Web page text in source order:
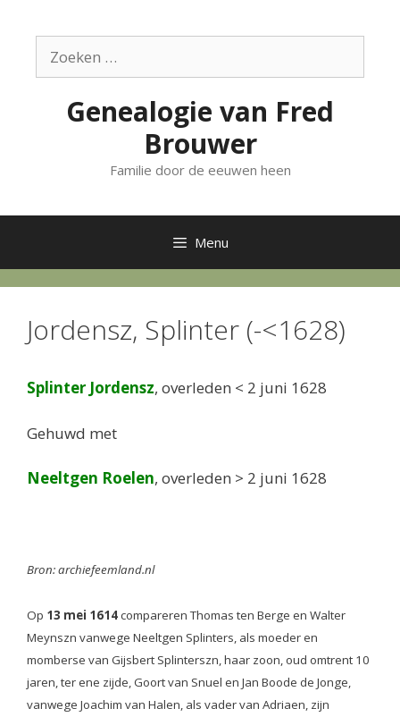
inhoudnaar:
Genealogie van Fred
Brouwer
Familie door de eeuwen heen
Menu
Jordensz, Splinter (-<1628)
Splinter Jordensz, overleden < 2 juni 1628
Gehuwd met
Neeltgen Roelen, overleden > 2 juni 1628
Bron: archiefeemland.nl
Op 13 mei 1614compareren Thomas ten Berge en Walter
Meynszn vanwege Neeltgen Splinters, als moeder en
momberse van Gijsbert Splinterszn, haar zoon, oud omtrent 10
jaren, ter ene zijde, Goort van Snuel en Jan Boode de Jonge,
vanwege Joachim van Halen, als vader van Adriaen, zijn